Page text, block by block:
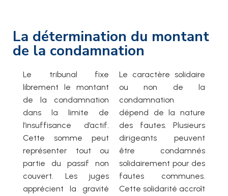
La détermination du montant
de la condamnation
Le tribunal fixe
librement le montant
de la condamnation
dans la limite de
l’insuffisance d’actif.
Cette somme peut
représenter tout ou
partie du passif non
couvert. Les juges
apprécient la gravité
Le caractère solidaire
ou non de la
condamnation
dépend de la nature
des fautes. Plusieurs
dirigeants peuvent
être condamnés
solidairement pour des
fautes communes.
Cette solidarité accroît